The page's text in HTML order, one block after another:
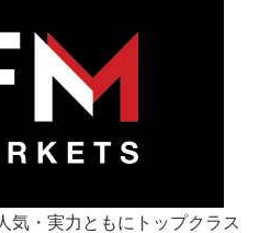
気・実力ともにトップクラス